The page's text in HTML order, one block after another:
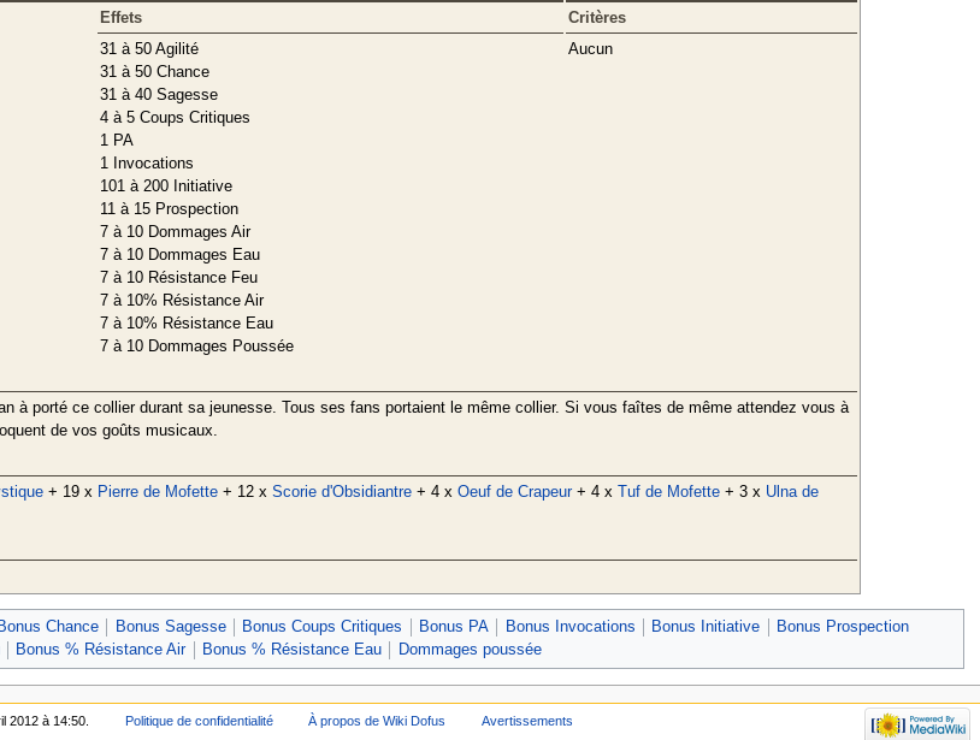
Effets
Critères
31 à 50 Agilité
31 à 50 Chance
31 à 40 Sagesse
4 à 5 Coups Critiques
1 PA
1 Invocations
101 à 200 Initiative
11 à 15 Prospection
7 à 10 Dommages Air
7 à 10 Dommages Eau
7 à 10 Résistance Feu
7 à 10% Résistance Air
7 à 10% Résistance Eau
7 à 10 Dommages Poussée
Aucun
à porté ce collier durant sa jeunesse. Tous ses fans portaient le même collier. Si vous faîtes de même attendez vous à
de vos goûts musicaux.
+ 19 x Pierre de Mofette+ 12 x Scorie d'Obsidiantre+ 4 x Oeuf de Crapeur+ 4 x Tuf de Mofette+ 3 x Ulna de
Bonus Chance Bonus Sagesse Bonus Coups Critiques Bonus PA Bonus Invocations Bonus Initiative
Bonus Prospection
Bonus % Résistance Air Bonus % Résistance Eau Dommages poussée
2012 à 14:50. Politique de confidentialité À propos de Wiki Dofus Avertissements